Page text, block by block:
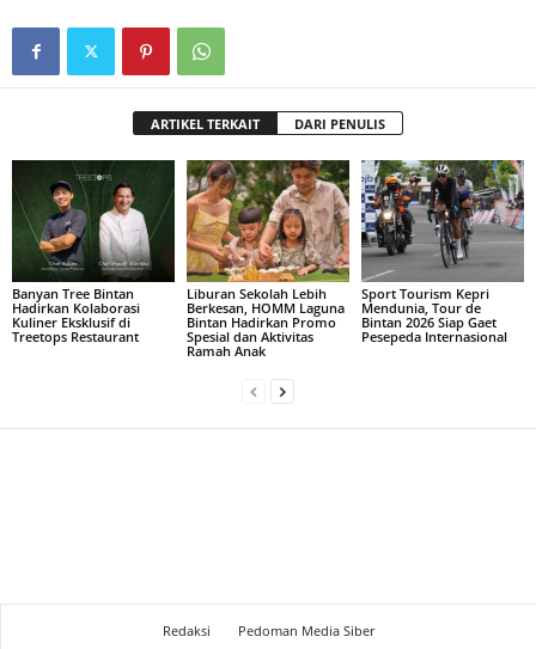
ARTIKEL TERKAIT DARI PENULIS
Banyan Tree Bintan
Hadirkan Kolaborasi
Kuliner Eksklusif di
Treetops Restaurant
Liburan Sekolah Lebih
Berkesan, HOMM Laguna
Bintan Hadirkan Promo
Spesial dan Aktivitas
Ramah Anak
Sport Tourism Kepri
Mendunia, Tour de
Bintan 2026 Siap Gaet
Pesepeda Internasional
Redaksi Pedoman Media Siber